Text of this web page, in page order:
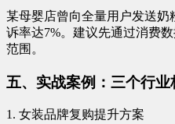
某母婴店曾向全量用户发送
诉率达7%。建议先通过消费
范围。
五、实战案例：三个行业
1. 女装品牌复购提升方案